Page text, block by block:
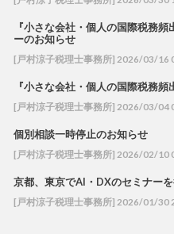
『小さな会社・個人の国際税務
ーのお知らせ
[戸村涼子税理士事務所] 2026/03/16
『小さな会社・個人の国際税務
[戸村涼子税理士事務所] 2026/03/04
個別相談一時停止のお知らせ
[戸村涼子税理士事務所] 2026/02/10
京都、東京でAI・DXのセミナー
[戸村涼子税理士事務所] 2026/01/30